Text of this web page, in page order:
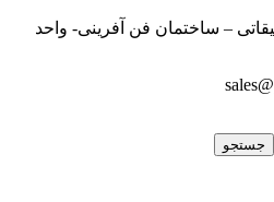
– ساختمان فن آفرینی- واحد
جستجو